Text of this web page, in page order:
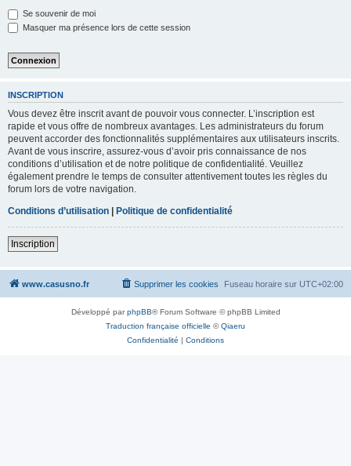
Se souvenir de moi
Masquer ma présence lors de cette session
INSCRIPTION
Vous devez être inscrit avant de pouvoir vous connecter. L’inscription est
rapide et vous offre de nombreux avantages. Les administrateurs du forum
peuvent accorder des fonctionnalités supplémentaires aux utilisateurs inscrits.
Avant de vous inscrire, assurez-vous d’avoir pris connaissance de nos
conditions d’utilisation et de notre politique de confidentialité. Veuillez
également prendre le temps de consulter attentivement toutes les règles du
forum lors de votre navigation.
Conditions d’utilisation | Politique de confidentialité
Inscription
www.casusno.fr Fuseau horaire sur UTC+02:00
Supprimer les cookies
Développé parphpBB® Forum Software © phpBB Limited
Traduction française officielle ©Qiaeru
Confidentialité | Conditions